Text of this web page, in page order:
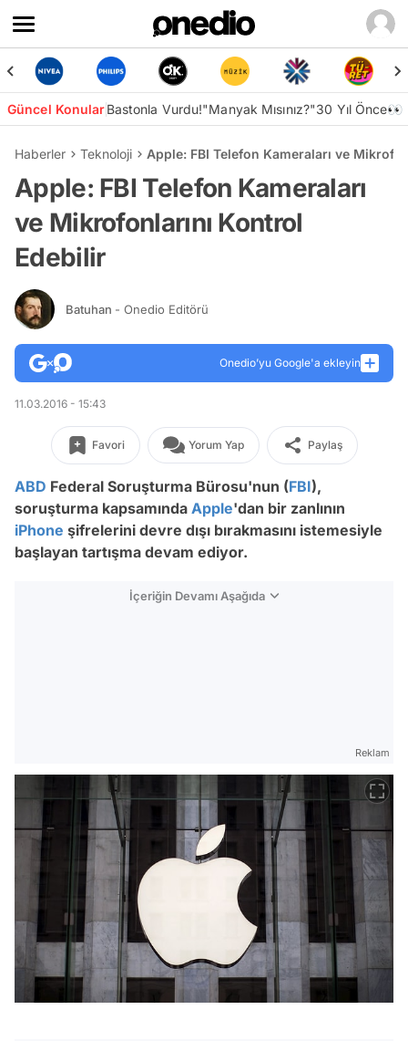
Güncel KonularBastonla Vurdu!"Manyak Mısınız?"30 Yıl Önce👀
Haberler Teknoloji Apple: FBI Telefon Kameraları ve
Apple: FBI Telefon Kameraları
ve Mikrofonlarını Kontrol
Edebilir
Batuhan - Onedio Editörü
Onedio’yu Google'a ekleyin
11.03.2016 - 15:43
Favori Yorum Yap Paylaş
ABD Federal Soruşturma Bürosu'nun (FBI),
soruşturma kapsamında Apple'dan bir zanlının
iPhone şifrelerini devre dışı bırakmasını istemesiyle
başlayan tartışma devam ediyor.
İçeriğin Devamı Aşağıda
Reklam